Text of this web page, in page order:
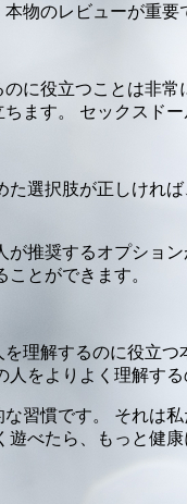
物のレビューが重
に役立つことは非
ます。 セックスド
選択肢が正しけれ
推奨するオプショ
とができます。
理解するのに役立
をよりよく理解する
習慣です。 それは
べたら、もっと健